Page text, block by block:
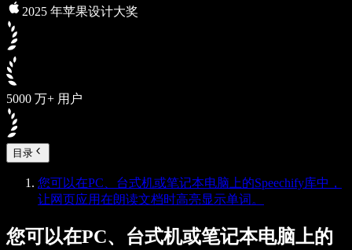
2025 年苹果设计大奖
5000 万+ 用户
目录
您可以在PC、台式机或笔记本电脑上的Speechify库中，
让网页应用在朗读文档时高亮显示单词。
您可以在PC、台式机或笔记本电脑上的